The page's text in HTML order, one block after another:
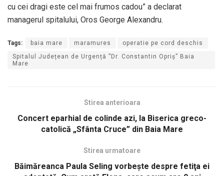
cu cei dragi este cel mai frumos cadou” a declarat
managerul spitalului, Oros George Alexandru.
Tags: baia mare maramures
operatie pe cord deschis
Spitalul Județean de Urgență ”Dr. Constantin Opriș” Baia
Mare
Stirea anterioara
Concert eparhial de colinde azi, la Biserica greco-
catolică „Sfânta Cruce” din Baia Mare
Stirea urmatoare
Băimăreanca Paula Seling vorbeşte despre fetiţa ei